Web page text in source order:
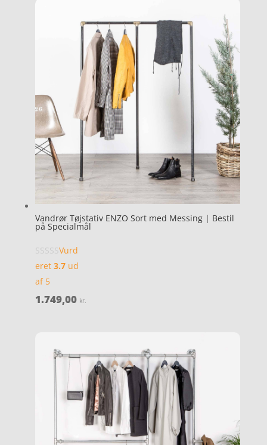
Vandrør Tøjstativ ENZO Sort med Messing | Bestil
på Specialmål
Vurd
eret 3.7ud
af 5
1.749,00 kr.